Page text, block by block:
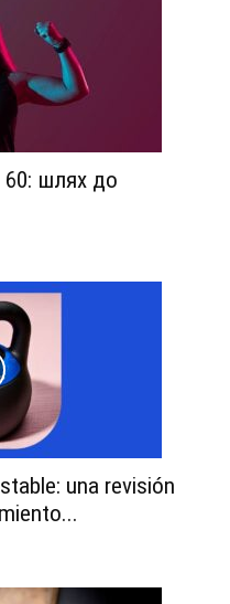
60: шлях до
una revisión